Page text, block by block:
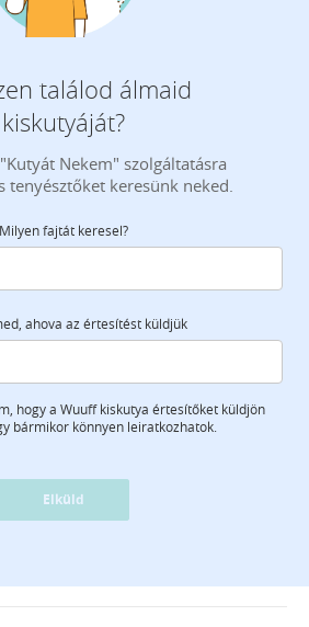
találod álmaid
kiskutyáját?
Nekem" szolgáltatásra
tenyésztőket keresünk neked.
Milyen fajtát keresel?
ahova az értesítést küldjük
hogy a Wuuff kiskutya értesítőket küldjön
bármikor könnyen leiratkozhatok.
Elküld